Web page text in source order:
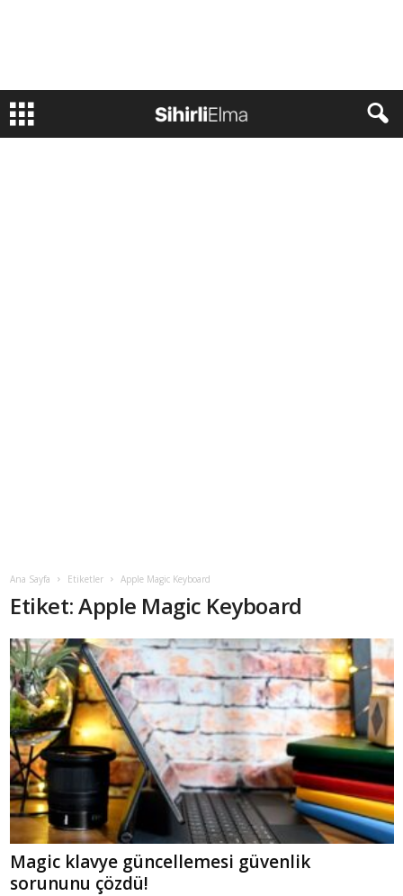
Ana Sayfa Etiketler Apple Magic Keyboard
Etiket: Apple Magic Keyboard
Magic klavye güncellemesi güvenlik
sorununu çözdü!